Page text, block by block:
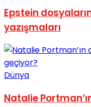
Epstein
yazışmaları
Dünya
Natalie